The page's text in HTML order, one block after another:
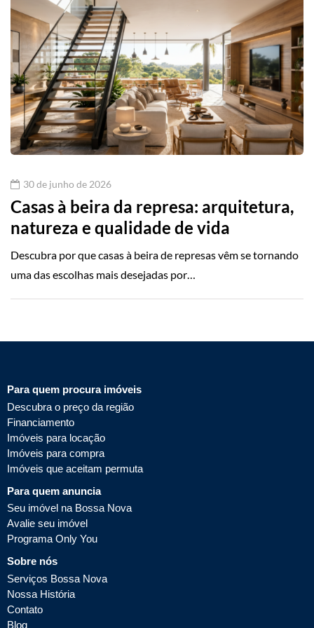
30 de junho de 2026
Casas à beira da represa: arquitetura,
natureza e qualidade de vida
Descubra por que casas à beira de represas vêm se tornando
uma das escolhas mais desejadas por…
Para quem procura imóveis
Descubra o preço da região
Financiamento
Imóveis para locação
Imóveis para compra
Imóveis que aceitam permuta
Para quem anuncia
Seu imóvel na Bossa Nova
Avalie seu imóvel
Programa Only You
Sobre nós
Serviços Bossa Nova
Nossa História
Contato
Blog